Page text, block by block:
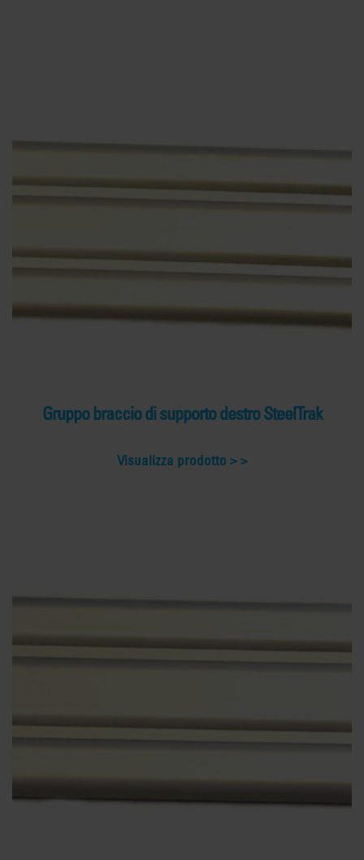
Gruppo braccio di supporto destro SteelTrak
Visualizza prodotto >